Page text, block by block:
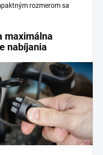
rozmerom sa
maximálna
nabíjania